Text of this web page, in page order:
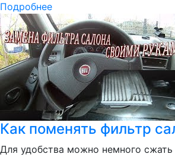
Подробнее
Как поменять фильтр
Для удобства можно немного